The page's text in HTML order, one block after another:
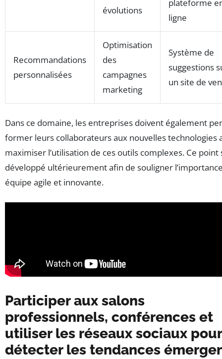
évolutions
plateforme
ligne
Recommandations
personnalisées
Optimisation
des
campagnes
marketing
Système de
suggestions
un site de
Dans ce domaine, les entreprises doivent également
former leurs collaborateurs aux nouvelles technologies
maximiser l’utilisation de ces outils complexes. Ce point
développé ultérieurement afin de souligner
équipe agile et innovante.
Participer aux salons
professionnels, conférences et
utiliser les réseaux sociaux pour
détecter les tendances